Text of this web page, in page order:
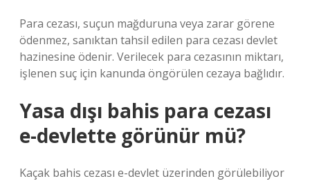
Para cezası, suçun mağduruna veya zarar görene
ödenmez, sanıktan tahsil edilen para cezası devlet
hazinesine ödenir. Verilecek para cezasının miktarı,
işlenen suç için kanunda öngörülen cezaya bağlıdır.
Yasa dışı bahis para cezası
e-devlette görünür mü?
Kaçak bahis cezası e-devlet üzerinden görülebiliyor